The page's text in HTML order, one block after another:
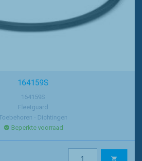
164159S
164159S
Fleetguard
- Dichtingen
Beperkte voorraad